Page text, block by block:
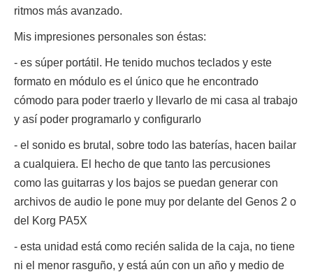
ritmos más avanzado.
Mis impresiones personales son éstas:
- es súper portátil. He tenido muchos teclados y este
formato en módulo es el único que he encontrado
cómodo para poder traerlo y llevarlo de mi casa al trabajo
y así poder programarlo y configurarlo
- el sonido es brutal, sobre todo las baterías, hacen bailar
a cualquiera. El hecho de que tanto las percusiones
como las guitarras y los bajos se puedan generar con
archivos de audio le pone muy por delante del Genos 2 o
del Korg PA5X
- esta unidad está como recién salida de la caja, no tiene
ni el menor rasguño, y está aún con un año y medio de